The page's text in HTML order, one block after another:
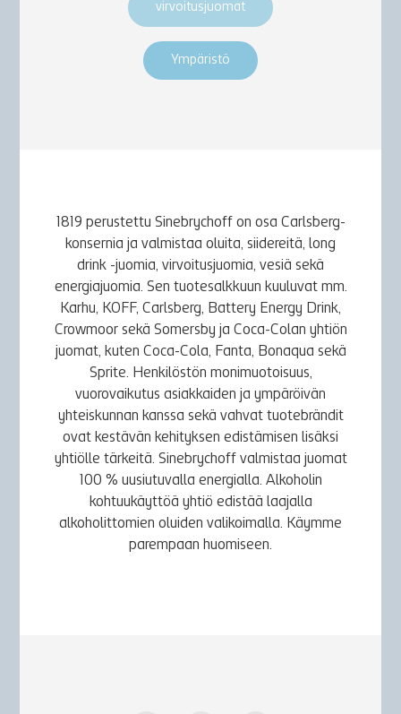
virvoitusjuomat
Ympäristö
1819 perustettu Sinebrychoff on osa Carlsberg-
konsernia ja valmistaa oluita, siidereitä, long
drink -juomia, virvoitusjuomia, vesiä sekä
energiajuomia. Sen tuotesalkkuun kuuluvat mm.
Karhu, KOFF, Carlsberg, Battery Energy Drink,
Crowmoor sekä Somersby ja Coca-Colan yhtiön
juomat, kuten Coca-Cola, Fanta, Bonaqua sekä
Sprite. Henkilöstön monimuotoisuus,
vuorovaikutus asiakkaiden ja ympäröivän
yhteiskunnan kanssa sekä vahvat tuotebrändit
ovat kestävän kehityksen edistämisen lisäksi
yhtiölle tärkeitä. Sinebrychoff valmistaa juomat
100 % uusiutuvalla energialla. Alkoholin
kohtuukäyttöä yhtiö edistää laajalla
alkoholittomien oluiden valikoimalla. Käymme
parempaan huomiseen.